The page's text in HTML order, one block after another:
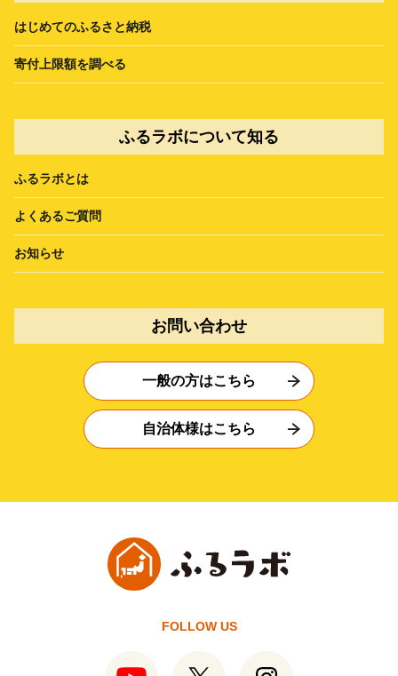
はじめてのふるさと納税
寄付上限額を調べる
ふるラボについて知る
ふるラボとは
よくあるご質問
お知らせ
お問い合わせ
一般の方はこちら
自治体様はこちら
FOLLOW US